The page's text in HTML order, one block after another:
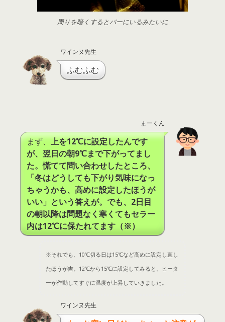
周りを暗くするとバーにいるみたいに
ワインヌ先生
ふむふむ
まーくん
まず、上を12℃に設定したんです
が、翌日の朝9℃まで下がってまし
た。慌てて問い合わせしたところ、
「冬はどうしても下がり気味になっ
ちゃうかも、高めに設定したほうが
いい」という答えが。でも、2日目
の朝以降は問題なく寒くてもセラー
内は12℃に保たれてます（※）
※それでも、 10℃切る日は15℃など高めに設定し直し
たほうが吉。 12℃から15℃に設定してみると、ヒータ
ーが作動してすぐに温度が上昇していきました。
ワインヌ先生